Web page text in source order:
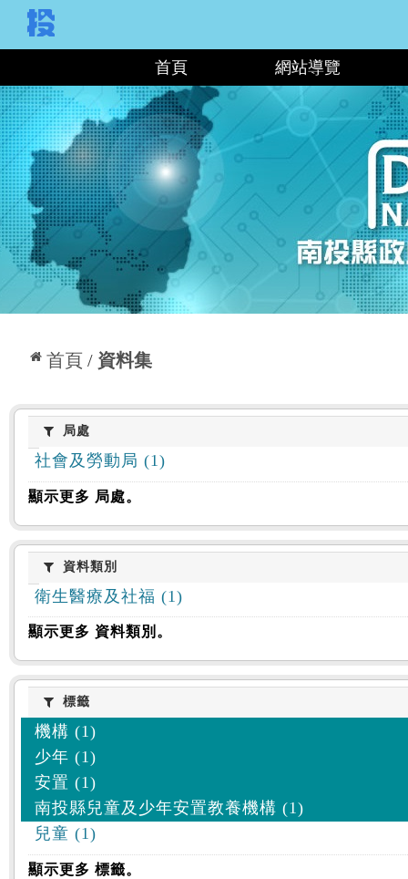
首頁 網站導覽
首頁 資料集
:::
局處局處
社會及勞動局 (1)
顯示更多 局處。
資料類別
資料類別
衛生醫療及社福 (1)
顯示更多 資料類別。
標籤標籤
機構 (1)
少年 (1)
安置 (1)
南投縣兒童及少年安置教養機構 (1)
兒童 (1)
顯示更多 標籤。